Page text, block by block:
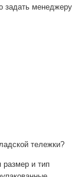
задать менеджеру
тележки?
размер и тип